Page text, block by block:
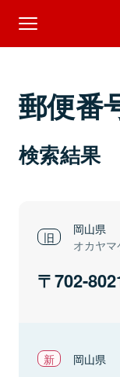
郵便番
検索結果
岡山県
オカヤマ
702-
岡山県